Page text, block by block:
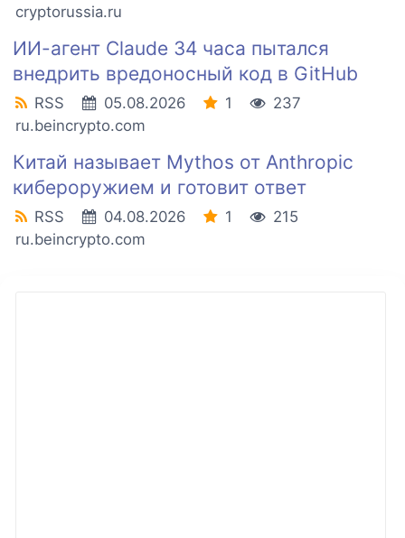
cryptorussia.ru
ИИ-агент Claude 34 часа пытался
внедрить вредоносный код в GitHub
RSS 05.08.2026 1
237
ru.beincrypto.com
Китай называет Mythos от Anthropic
кибероружием и готовит ответ
RSS 04.08.2026 1
215
ru.beincrypto.com